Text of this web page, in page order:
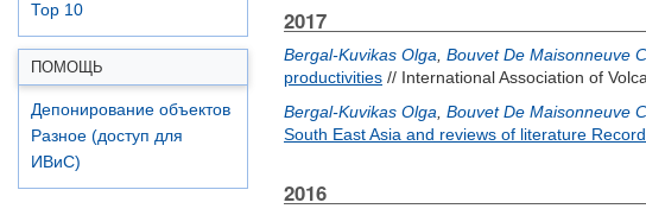
Top 10
ПОМОЩЬ
Депонирование объектов
Разное (доступ для
ИВиС)
2017
Bergal-Kuvikas Olga Bouvet De Maisonneuve
productivities // International Association of
Bergal-Kuvikas Olga Bouvet De Maisonneuve
South East Asia and reviews of literature
2016